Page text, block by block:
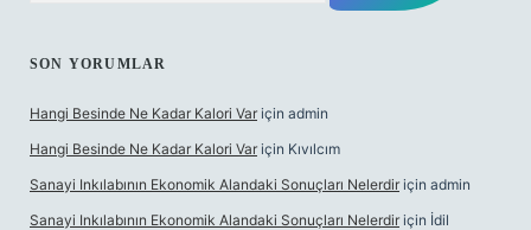
SON YORUMLAR
Hangi Besinde Ne Kadar Kalori Var için admin
Hangi Besinde Ne Kadar Kalori Var için Kıvılcım
Sanayi Inkılabının Ekonomik Alandaki Sonuçları Nelerdir için admin
Sanayi Inkılabının Ekonomik Alandaki Sonuçları Nelerdir için İdil